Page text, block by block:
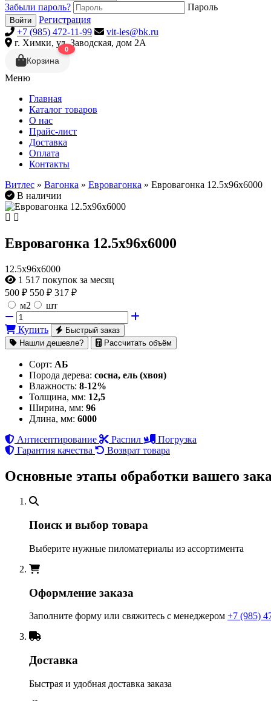
Забыли пароль?
Пароль
Войти
Регистрация
+7 (985) 472-11-99
vit-les@bk.ru
г. Химки, ул. Заводская, дом 2А
Корзина
0
Меню
Главная
Каталог товаров
О нас
Прайс-лист
Доставка
Оплата
Контакты
Витлес » Вагонка » Евровагонка » Евровагонка 12.5х96х6000
В наличии
Евровагонка 12.5х96х6000
12.5х96х6000
1 517 покупок за месяц
500 ₽ 550 ₽ 317 ₽
м2
шт
Купить
Быстрый заказ
Нашли дешевле?
Рассчитать объём
Сорт: АБ
Порода дерева: сосна, ель (хвоя)
Влажность: 8-12%
Толщина, мм: 12,5
Ширина, мм: 96
Длина, мм: 6000
Антисептирование
Распил
Погрузка
Гарантия качества
Возврат товара
Основные этапы обработки вашего
Поиск и выбор товара
Выберите нужные пиломатериалы из ассортимента
Оформление заказа
Заполните форму или свяжитесь с менеджером +7 (985)
Доставка
Быстрая и удобная доставка заказа